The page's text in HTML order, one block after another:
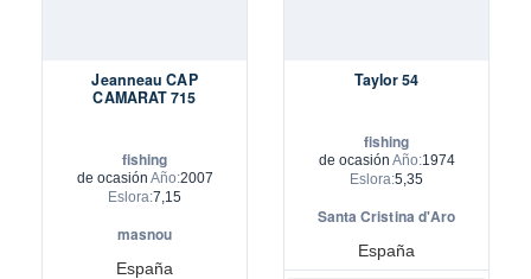
Jeanneau CAP
CAMARAT 715
fishing
de ocasión Año:2007
Eslora:7,15
masnou
España
Taylor 54
fishing
de ocasión Año:1974
Eslora:5,35
Santa Cristina d'Aro
España